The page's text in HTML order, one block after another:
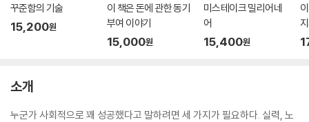
꾸준함의 기술
15,200원
이 책은 돈에 관한 동기
부여 이야기
15,000원
미스테이크 밀리어네
어
15,400원
소개
누군가 사회적으로 꽤 성공했다고 말하려면 세 가지가 필요하다. 실력, 노